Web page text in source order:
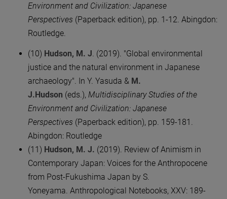
Environment and Civilization: Japanese
Perspectives (Paperback edition), pp. 1-12. Abingdon:
Routledge.
(10) Hudson, M. J. (2019). "Global environmental
justice and the natural environment in Japanese
archaeology". In Y. Yasuda & M.
J.Hudson (eds.), Multidisciplinary Studies of the
Environment and Civilization: Japanese
Perspectives (Paperback edition), pp. 159-181.
Abingdon: Routledge ​
(11) Hudson, M. J. (2019). Review of Animism in
Contemporary Japan: Voices for the Anthropocene
from Post-Fukushima Japan by S.
Yoneyama. Anthropological Notebooks, XXV: 189-